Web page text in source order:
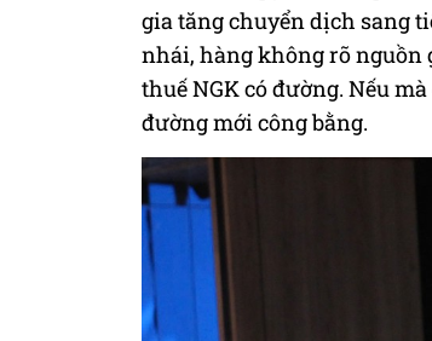
gia tăng chuyển dịch sang
nhái, hàng không rõ nguồn
thuế NGK có đường. Nếu
đường mới công bằng.